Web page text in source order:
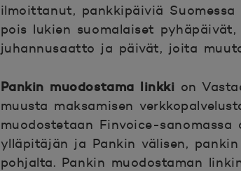
ilmoittanut, pankkipäiviä
pois lukien suomalaiset
juhannusaatto ja päivät, joita
Pankin muodostama linkki on
muusta maksamisen
muodostetaan Finvoice-
ylläpitäjän ja Pankin välisen,
pohjalta. Pankin muodostaman